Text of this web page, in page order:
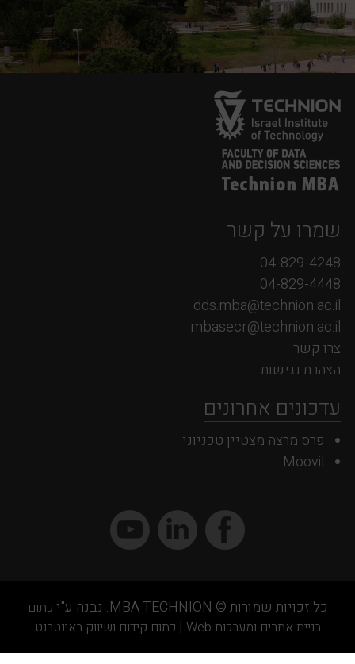
שמרו על קשר
04-829-4248
04-829-4448
dds.mba@technion.ac.il
mbasecr@technion.ac.il
צרו קשר
הצהרת נגישות
עדכונים אחרונים
פרס מרצה מצטיין טכניוני
Moovit
כל זכויות שמורות © MBA TECHNION. נבנה ע"י
כתום
בניית אתרים ומערכות Web
| כתום קידום ושיווק באינטרנט